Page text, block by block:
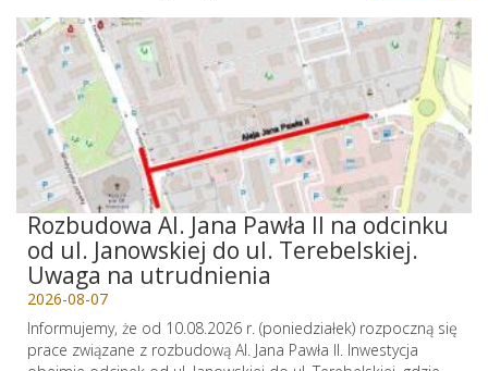
Rozbudowa Al. Jana Pawła II na odcinku
od ul. Janowskiej do ul. Terebelskiej.
Uwaga na utrudnienia
2026-08-07
Informujemy, że od 10.08.2026 r. (poniedziałek) rozpoczną się
prace związane z rozbudową Al. Jana Pawła II. Inwestycja